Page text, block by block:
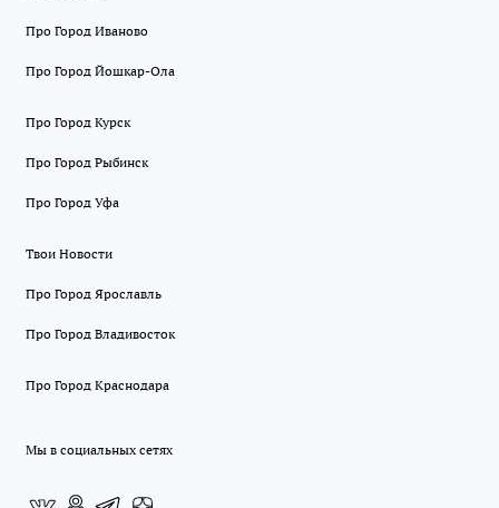
Про Город Иваново
Про Город Йошкар-Ола
Про Город Курск
Про Город Рыбинск
Про Город Уфа
Твои Новости
Про Город Ярославль
Про Город Владивосток
Про Город Краснодара
Мы в социальных сетях